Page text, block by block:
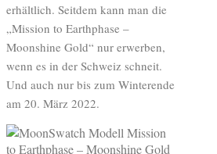
erhältlich. Seitdem kann man die
„Mission to Earthphase –
Moonshine Gold“ nur erwerben,
wenn es in der Schweiz schneit.
Und auch nur bis zum Winterende
am 20. März 2022.